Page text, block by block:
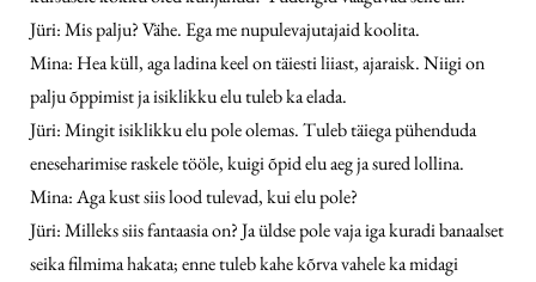
Jüri: Mis palju? Vähe. Ega me nupulevajutajaid koolita.
Mina: Hea küll, aga ladina keel on täiesti liiast, ajaraisk. Niigi on
palju õppimist ja isiklikku elu tuleb ka elada.
Jüri: Mingit isiklikku elu pole olemas. Tuleb täiega pühenduda
eneseharimise raskele tööle, kuigi õpid elu aeg ja sured lollina.
Mina: Aga kust siis lood tulevad, kui elu pole?
Jüri: Milleks siis fantaasia on? Ja üldse pole vaja iga kuradi banaalset
seika filmima hakata; enne tuleb kahe kõrva vahele ka midagi